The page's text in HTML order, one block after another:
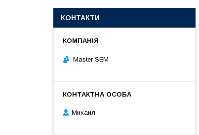
КОНТАКТИ
Master SEM
Михаил